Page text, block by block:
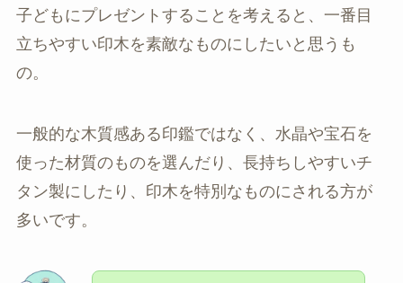
子どもにプレゼントすることを考えると、一番目
立ちやすい印木を素敵なものにしたいと思うも
の。
一般的な木質感ある印鑑ではなく、水晶や宝石を
使った材質のものを選んだり、長持ちしやすいチ
タン製にしたり、印木を特別なものにされる方が
多いです。